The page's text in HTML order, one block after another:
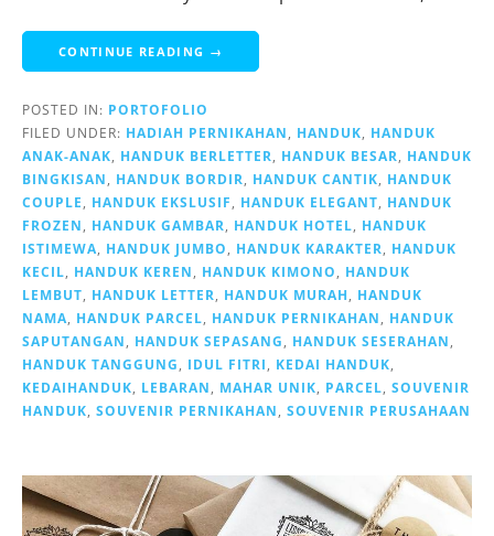
CONTINUE READING →
POSTED IN: PORTOFOLIO
FILED UNDER: HADIAH PERNIKAHAN HANDUK
HANDUK
ANAK-ANAK
HANDUK BERLETTER HANDUK BESAR
HANDUK
BINGKISAN
HANDUK BORDIR HANDUK CANTIK
HANDUK
COUPLE
HANDUK EKSLUSIF HANDUK ELEGANT
HANDUK
FROZEN
HANDUK GAMBAR HANDUK HOTEL
HANDUK
ISTIMEWA
HANDUK JUMBO HANDUK KARAKTER
HANDUK
KECIL
HANDUK KEREN HANDUK KIMONO
HANDUK
LEMBUT
HANDUK LETTER HANDUK MURAH
HANDUK
NAMA
HANDUK PARCEL HANDUK PERNIKAHAN
HANDUK
SAPUTANGAN
HANDUK SEPASANG HANDUK SESERAHAN
HANDUK TANGGUNG
IDUL FITRI KEDAI HANDUK
KEDAIHANDUK
LEBARAN MAHAR UNIK PARCEL SOUVENIR
HANDUK SOUVENIR PERNIKAHAN SOUVENIR PERUSAHAAN